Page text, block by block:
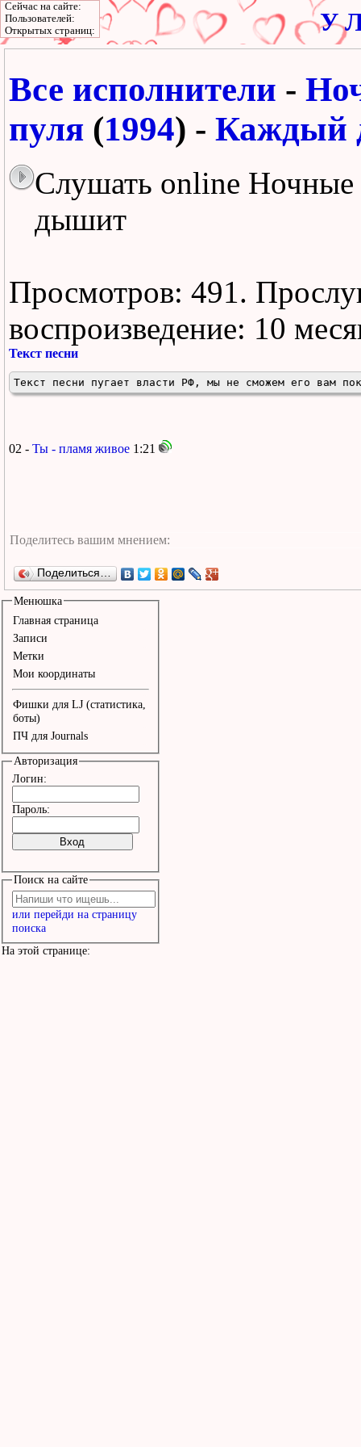
У
Все исполнители -
пуля (1994) - Каждый
Слушать online
дышит
Просмотров: 491.
воспроизведение: 10
Текст песни
Текст песни пугает власти РФ, мы не сможем его вам
02 - Ты - пламя живое 1:21
Поделиться…
Менюшка
Главная страница
Записи
Метки
Мои координаты
Фишки для LJ (статистика,
боты)
ПЧ для Journals
Авторизация
Логин:
Пароль:
Поиск на сайте
или перейди на страницу
поиска
На этой странице:
Сейчас на сайте:
Пользователей:
Открытых страниц: